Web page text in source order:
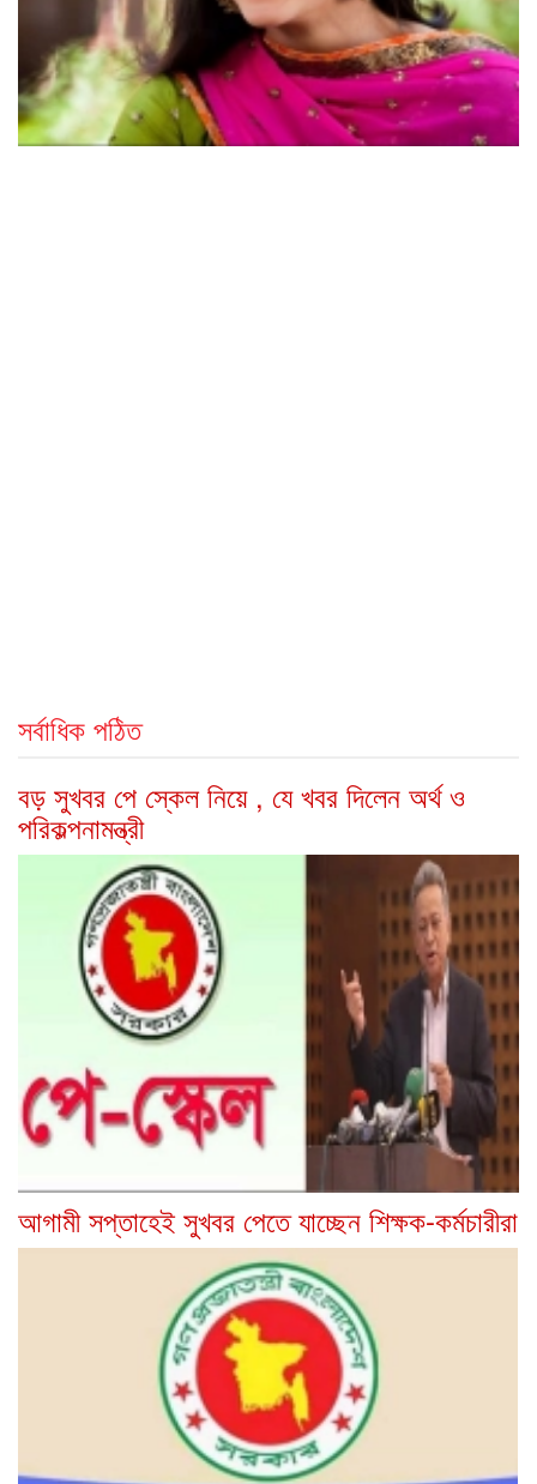
সর্বাধিক পঠিত
বড় সুখবর পে স্কেল নিয়ে , যে খবর দিলেন অর্থ ও
পরিকল্পনামন্ত্রী
আগামী সপ্তাহেই সুখবর পেতে যাচ্ছেন শিক্ষক-কর্মচারীরা